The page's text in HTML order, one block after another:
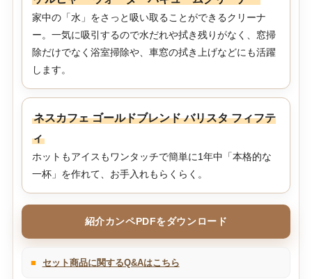
家中の「水」をさっと吸い取ることができるクリーナ
ー。一気に吸引するので水だれや拭き残りがなく、窓掃
除だけでなく浴室掃除や、車窓の拭き上げなどにも活躍
します。
ネスカフェ ゴールドブレンド バリスタ フィフテ
ィ
ホットもアイスもワンタッチで簡単に1年中「本格的な
一杯」を作れて、お手入れもらくらく。
紹介カンペPDFをダウンロード
■ セット商品に関するQ&Aはこちら